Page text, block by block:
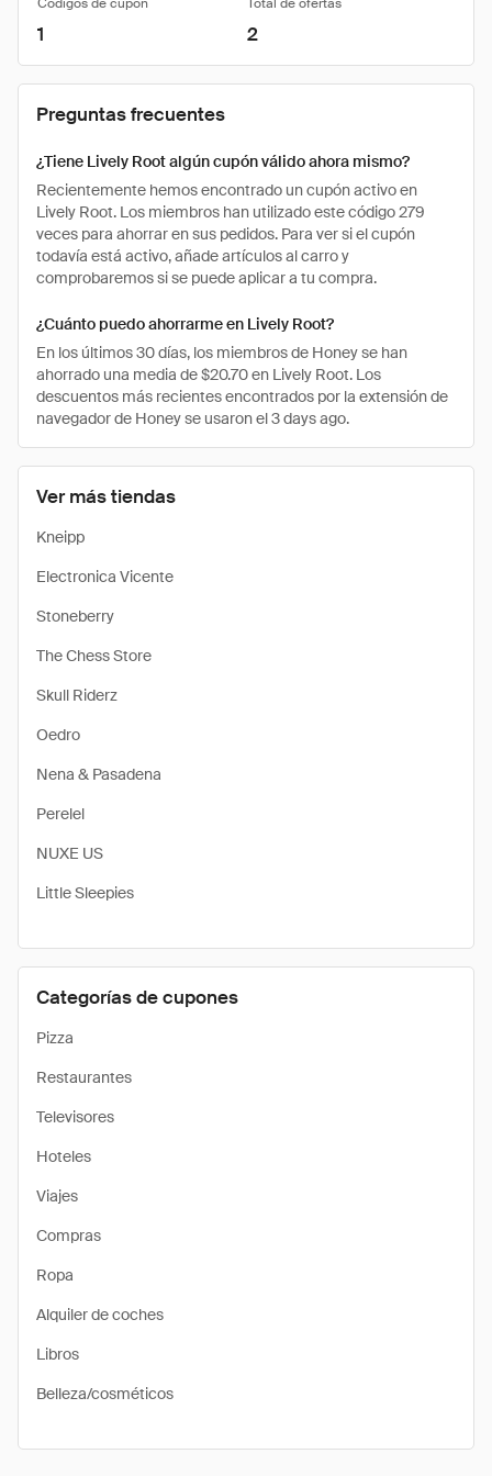
Ver más tiendas
Kneipp
Electronica Vicente
Stoneberry
The Chess Store
Skull Riderz
Oedro
Nena & Pasadena
Perelel
NUXE US
Little Sleepies
Categorías de cupones
Pizza
Restaurantes
Televisores
Hoteles
Viajes
Compras
Ropa
Alquiler de coches
Libros
Belleza/cosméticos
1 2
Preguntas frecuentes
¿Tiene Lively Root algún cupón válido ahora mismo?
Recientemente hemos encontrado un cupón activo en
Lively Root. Los miembros han utilizado este código 279
veces para ahorrar en sus pedidos. Para ver si el cupón
todavía está activo, añade artículos al carro y
comprobaremos si se puede aplicar a tu compra.
¿Cuánto puedo ahorrarme en Lively Root?
En los últimos 30 días, los miembros de Honey se han
ahorrado una media de $20.70 en Lively Root. Los
descuentos más recientes encontrados por la extensión de
navegador de Honey se usaron el 3 days ago.